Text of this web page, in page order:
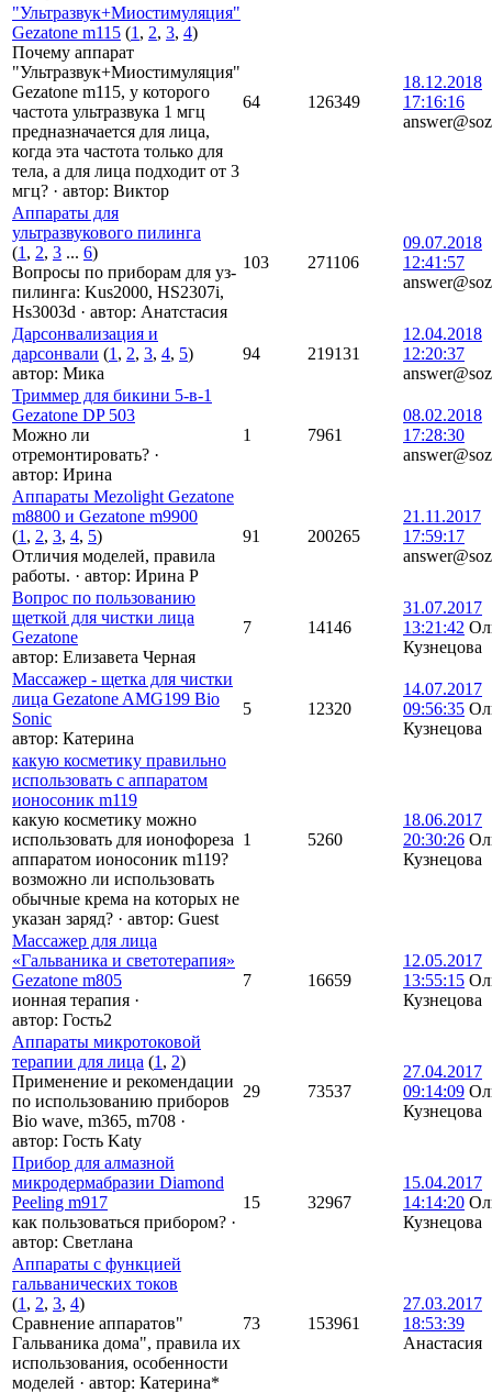
"Ультразвук+Миостимуляция"
Gezatone m115 (1 , 2, 3, 4)
Почему аппарат
"Ультразвук+Миостимуляция"
Gezatone m115, у которого
частота ультразвука 1 мгц
предназначается для лица,
когда эта частота только для
тела, а для лица подходит от 3
мгц? · автор: Виктор
64 126349
18.12.2018
17:16:16
Аппараты для
ультразвукового пилинга
(1 , 2, 3 ... 6)
Вопросы по приборам для уз-
пилинга: Kus2000, HS2307i,
Hs3003d · автор: Анатстасия
103 271106
09.07.2018
12:41:57
Дарсонвализация и
дарсонвали (1 , 2, 3, 4, 5)
автор: Мика
94 219131
12.04.2018
12:20:37
Триммер для бикини 5-в-1
Gezatone DP 503
Можно ли
отремонтировать? ·
автор: Ирина
1 7961
08.02.2018
17:28:30
Аппараты Mezolight Gezatone
m8800 и Gezatone m9900
(1 , 2, 3, 4, 5)
Отличия моделей, правила
работы. · автор: Ирина Р
91 200265
21.11.2017
17:59:17
Вопрос по пользованию
щеткой для чистки лица
Gezatone
автор: Елизавета Черная
7 14146
31.07.2017
13:21:42
Кузнецова
Массажер - щетка для чистки
лица Gezatone AMG199 Bio
Sonic
автор: Катерина
5 12320
14.07.2017
09:56:35
Кузнецова
какую косметику правильно
использовать с аппаратом
ионосоник m119
какую косметику можно
использовать для ионофореза
аппаратом ионосоник m119?
возможно ли использовать
обычные крема на которых не
указан заряд? · автор: Guest
1 5260
18.06.2017
20:30:26
Кузнецова
Массажер для лица
«Гальваника и светотерапия»
Gezatone m805
ионная терапия ·
автор: Гость2
7 16659
12.05.2017
13:55:15
Кузнецова
Аппараты микротоковой
терапии для лица (1 , 2)
Применение и рекомендации
по использованию приборов
Bio wave, m365, m708 ·
автор: Гость Katy
29 73537
27.04.2017
09:14:09
Кузнецова
Прибор для алмазной
микродермабразии Diamond
Peeling m917
как пользоваться прибором? ·
автор: Светлана
15 32967
15.04.2017
14:14:20
Кузнецова
Аппараты с функцией
гальванических токов
(1 , 2, 3, 4)
Сравнение аппаратов"
Гальваника дома", правила их
использования, особенности
моделей · автор: Катерина*
73 153961
27.03.2017
18:53:39
Анастасия